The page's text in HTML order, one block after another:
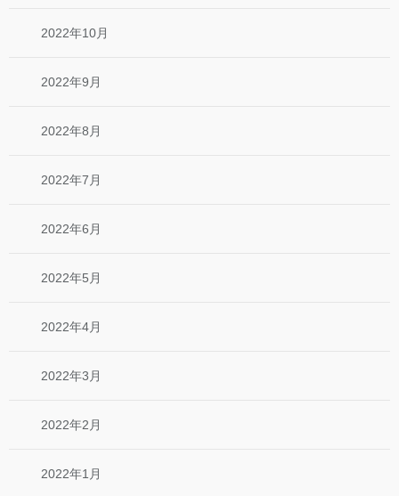
2022年10月
2022年9月
2022年8月
2022年7月
2022年6月
2022年5月
2022年4月
2022年3月
2022年2月
2022年1月